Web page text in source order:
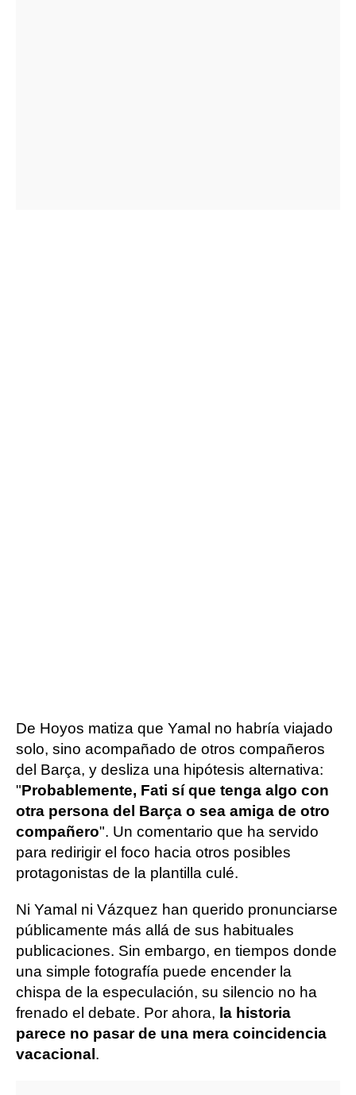
De Hoyos matiza que Yamal no habría viajado
solo, sino acompañado de otros compañeros
del Barça, y desliza una hipótesis alternativa:
"Probablemente, Fati sí que tenga algo con
otra persona del Barça o sea amiga de otro
compañero". Un comentario que ha servido
para redirigir el foco hacia otros posibles
protagonistas de la plantilla culé.
Ni Yamal ni Vázquez han querido pronunciarse
públicamente más allá de sus habituales
publicaciones. Sin embargo, en tiempos donde
una simple fotografía puede encender la
chispa de la especulación, su silencio no ha
frenado el debate. Por ahora, la historia
parece no pasar de una mera coincidencia
vacacional.